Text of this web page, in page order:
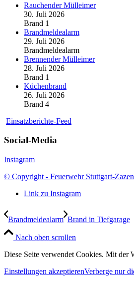
Rauchender Mülleimer
30. Juli 2026
Brand 1
Brandmeldealarm
29. Juli 2026
Brandmeldealarm
Brennender Mülleimer
28. Juli 2026
Brand 1
Küchenbrand
26. Juli 2026
Brand 4
Einsatzberichte-Feed
Social-Media
Instagram
© Copyright - Feuerwehr Stuttgart-
Link zu Instagram
Brandmeldealarm Brand in Tiefgarage
Nach oben scrollen
Diese Seite verwendet Cookies. Mit der
Einstellungen akzeptierenVerberge nur